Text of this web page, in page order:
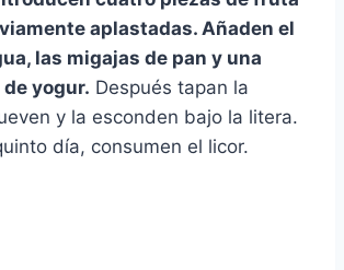
aplastadas. Añaden el
las migajas de pan y una
yogur. Después tapan la
y la esconden bajo la litera.
día, consumen el licor.